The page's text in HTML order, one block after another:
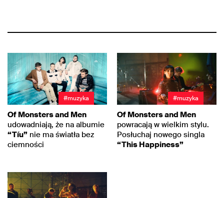
#muzyka
Of Monsters and Men
udowadniają, że na albumie
“Tíu” nie ma światła bez
ciemności
#muzyka
Of Monsters and Men
powracają w wielkim stylu.
Posłuchaj nowego singla
“This Happiness”